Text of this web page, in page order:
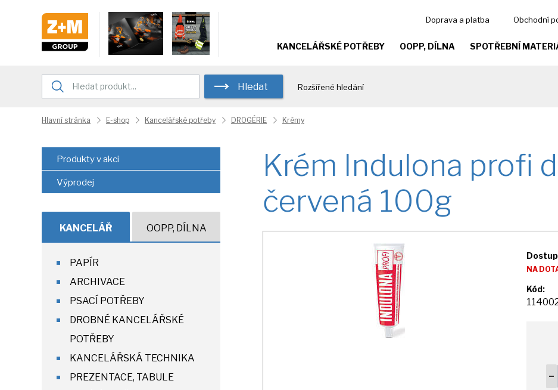
Doprava a platba Obchodní
KANCELÁŘSKÉ POTŘEBY OOPP, DÍLNA SPOTŘEBNÍ
Hledat Rozšířené hledání
Hlavní stránka E-shop Kancelářské potřeby DROGÉRIE Krémy
Krém Indulona profi
červená 100g
NA
Kód:
Produkty v akci
Výprodej
KANCELÁŘ OOPP, DÍLNA
PAPÍR
ARCHIVACE
PSACÍ POTŘEBY
DROBNÉ KANCELÁŘSKÉ
POTŘEBY
KANCELÁŘSKÁ TECHNIKA
PREZENTACE, TABULE